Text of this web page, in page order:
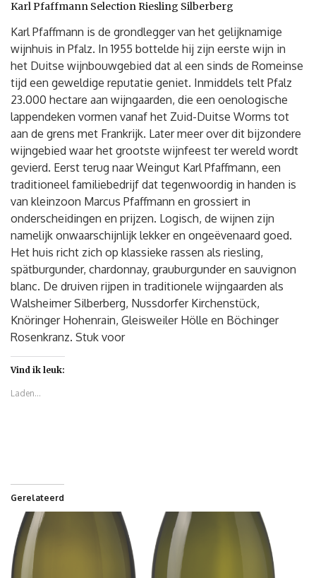
Karl Pfaffmann Selection Riesling Silberberg
Karl Pfaffmann is de grondlegger van het gelijknamige
wijnhuis in Pfalz. In 1955 bottelde hij zijn eerste wijn in
het Duitse wijnbouwgebied dat al een sinds de Romeinse
tijd een geweldige reputatie geniet. Inmiddels telt Pfalz
23.000 hectare aan wijngaarden, die een oenologische
lappendeken vormen vanaf het Zuid-Duitse Worms tot
aan de grens met Frankrijk. Later meer over dit bijzondere
wijngebied waar het grootste wijnfeest ter wereld wordt
gevierd. Eerst terug naar Weingut Karl Pfaffmann, een
traditioneel familiebedrijf dat tegenwoordig in handen is
van kleinzoon Marcus Pfaffmann en grossiert in
onderscheidingen en prijzen. Logisch, de wijnen zijn
namelijk onwaarschijnlijk lekker en ongeëvenaard goed.
Het huis richt zich op klassieke rassen als riesling,
spätburgunder, chardonnay, grauburgunder en sauvignon
blanc. De druiven rijpen in traditionele wijngaarden als
Walsheimer Silberberg, Nussdorfer Kirchenstück,
Knöringer Hohenrain, Gleisweiler Hölle en Böchinger
Rosenkranz. Stuk voor
Vind ik leuk:
Laden...
Gerelateerd